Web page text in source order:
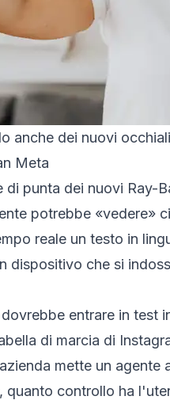
anche dei nuovi
Meta
punta dei nuovi
potrebbe «vedere»
reale un testo in
dispositivo che si
entrare in
di marcia di
mette un
quanto controllo ha